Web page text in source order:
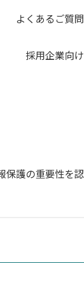
よくあるご質問
採用企業向
護の重要性を